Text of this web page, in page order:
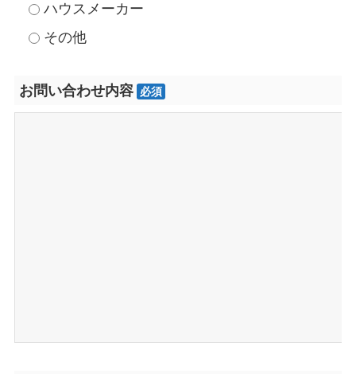
ハウスメーカー
その他
お問い合わせ内容 必須